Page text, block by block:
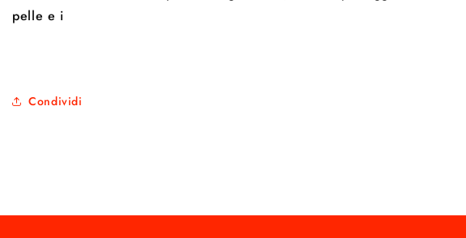
pelle e i
Condividi